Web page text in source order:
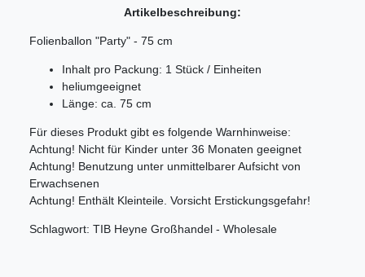
Artikelbeschreibung:
Folienballon "Party" - 75 cm
Inhalt pro Packung: 1 Stück / Einheiten
heliumgeeignet
Länge: ca. 75 cm
Für dieses Produkt gibt es folgende Warnhinweise:
Achtung! Nicht für Kinder unter 36 Monaten geeignet
Achtung! Benutzung unter unmittelbarer Aufsicht von
Erwachsenen
Achtung! Enthält Kleinteile. Vorsicht Erstickungsgefahr!
Schlagwort: TIB Heyne Großhandel - Wholesale